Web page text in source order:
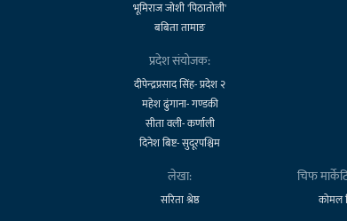
भूमिराज जोशी 'पिठातोली'
बबिता तामाङ
प्रदेश संयोजक:
दीपेन्द्रप्रसाद सिंह- प्रदेश २
महेश ढुंगाना- गण्डकी
सीता वली- कर्णाली
दिनेश बिष्ट- सुदूरपश्चिम
लेखा:
सरिता श्रेष्ठ
चिफ
कोमल